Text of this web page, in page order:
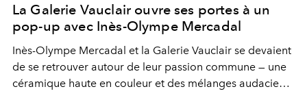
La Galerie Vauclair ouvre ses portes à un
pop-up avec Inès-Olympe Mercadal
Inès-Olympe Mercadal et la Galerie Vauclair se devaient
de se retrouver autour de leur passion commune — une
céramique haute en couleur et des mélanges audacieux